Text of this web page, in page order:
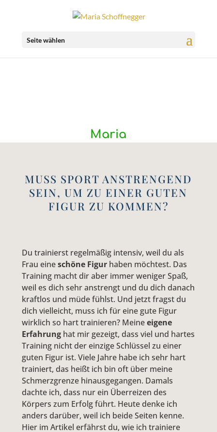
Seite wählen
Maria
MUSS SPORT ANSTRENGEND
SEIN, UM ZU EINER GUTEN
FIGUR ZU KOMMEN?
Du trainierst regelmäßig intensiv, weil du als
Frau eineschöne Figurhaben möchtest. Das
Training macht dir aber immer weniger Spaß,
weil es dich sehr anstrengt und du dich danach
kraftlos und müde fühlst. Und jetzt fragst du
dich vielleicht, muss ich für eine gute Figur
wirklich so hart trainieren? Meineeigene
Erfahrunghat mir gezeigt, dass viel und hartes
Training nicht der einzige Schlüssel zu einer
guten Figur ist. Viele Jahre habe ich sehr hart
trainiert, das heißt ich bin oft über meine
Schmerzgrenze hinausgegangen. Damals
dachte ich, dass nur ein Überreizen des
Körpers zum Erfolg führt. Heute denke ich
anders darüber, weil ich beide Seiten kenne.
Hier im Artikel erfährst du, wie ich trainiere